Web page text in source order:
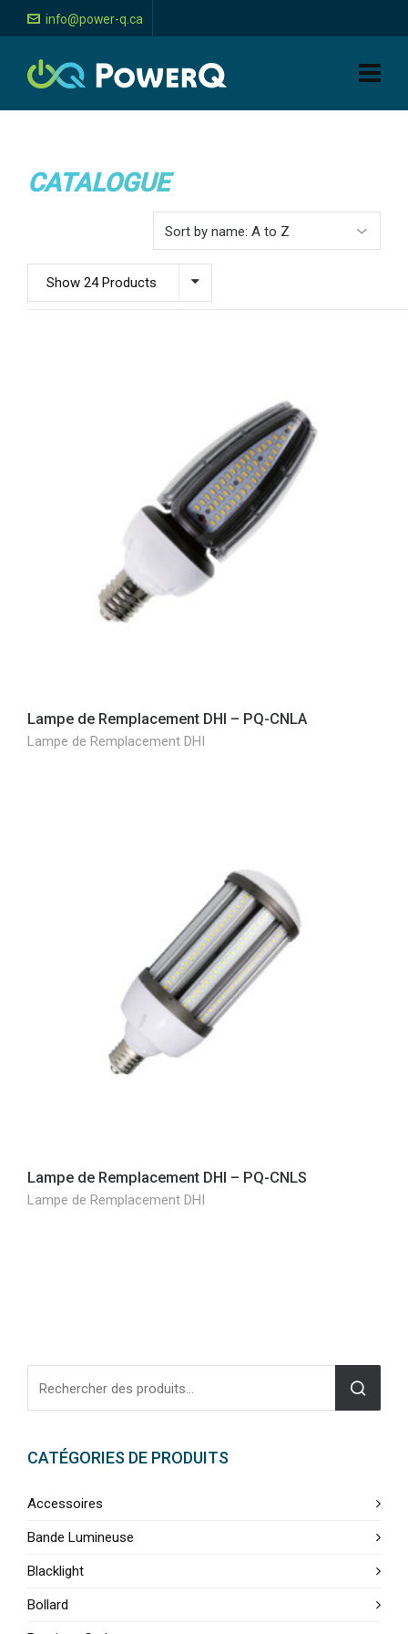
info@power-q.ca
CATALOGUE
Show 24 Products
Lampe de Remplacement DHI – PQ-CNLA
Lampe de Remplacement DHI
Lampe de Remplacement DHI – PQ-CNLS
Lampe de Remplacement DHI
CATÉGORIES DE PRODUITS
Accessoires
Bande Lumineuse
Blacklight
Bollard